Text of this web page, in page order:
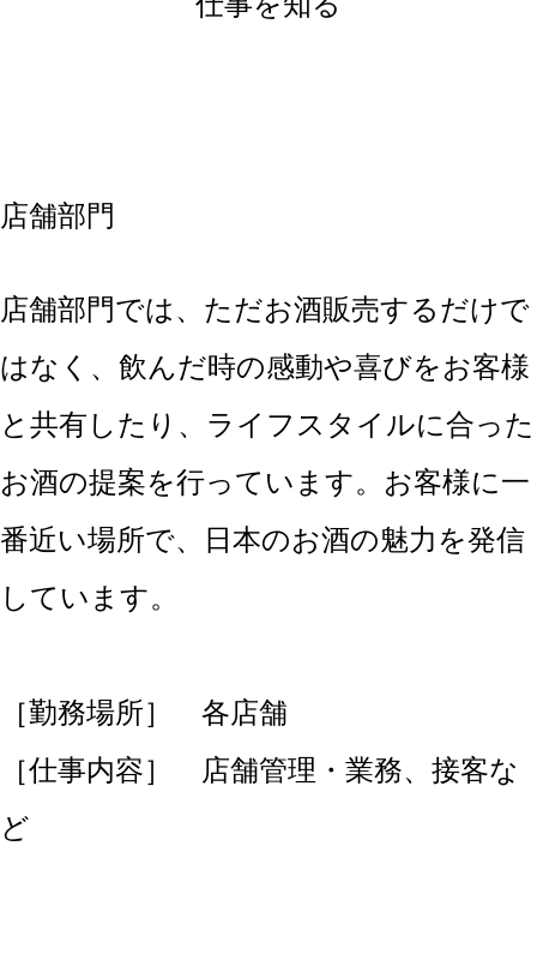
店舗部門
店舗部門では、ただお酒販売するだけで
はなく、飲んだ時の感動や喜びをお客様
と共有したり、ライフスタイルに合った
お酒の提案を行っています。お客様に一
番近い場所で、日本のお酒の魅力を発信
しています。
［勤務場所］ 各店舗
［仕事内容］ 店舗管理・業務、接客な
ど